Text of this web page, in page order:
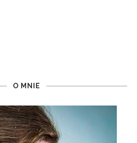
O MNIE